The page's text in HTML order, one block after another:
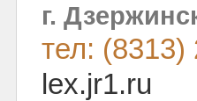
г.
тел: (8313)
lex.jr1.ru